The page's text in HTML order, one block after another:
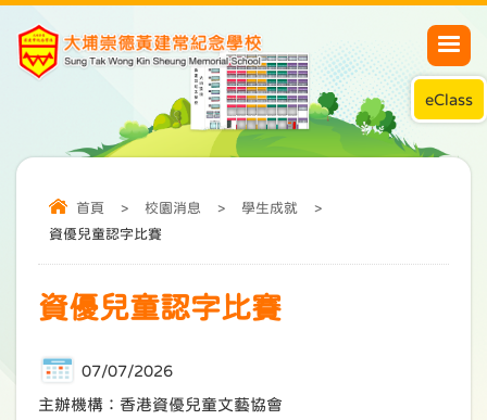
eClass
首頁 > 校園消息 > 學生成就
>
資優兒童認字比賽
資優兒童認字比賽
07/07/2026
主辦機構：香港資優兒童文藝協會